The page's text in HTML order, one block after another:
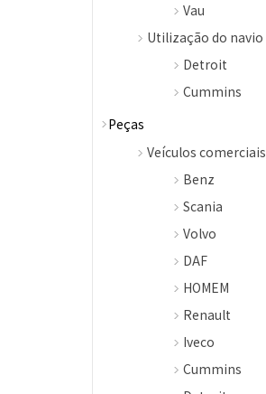
Vau
Utilização do navio
Detroit
Cummins
Peças
Veículos comerciais
Benz
Scania
Volvo
DAF
HOMEM
Renault
Iveco
Cummins